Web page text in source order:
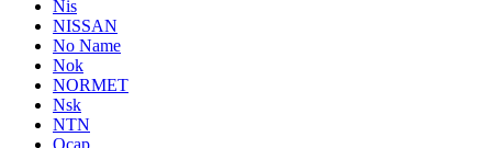
Nis
NISSAN
No Name
Nok
NORMET
Nsk
NTN
Ocap